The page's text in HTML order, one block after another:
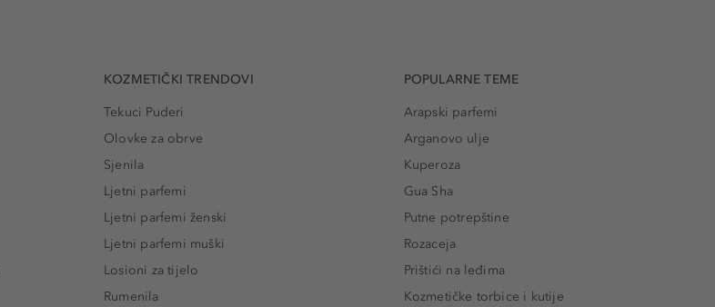
KOZMETIČKI TRENDOVI
Tekuci Puderi
Olovke za obrve
Sjenila
Ljetni parfemi
Ljetni parfemi ženski
Ljetni parfemi muški
Losioni za tijelo
Rumenila
POPULARNE TEME
Arapski parfemi
Arganovo ulje
Kuperoza
Gua Sha
Putne potrepštine
Rozaceja
Prištići na leđima
Kozmetičke torbice i kutije